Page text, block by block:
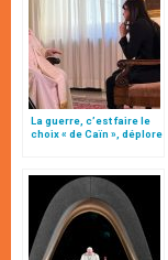
La guerre, c’est faire le
choix « de Caïn », déplore